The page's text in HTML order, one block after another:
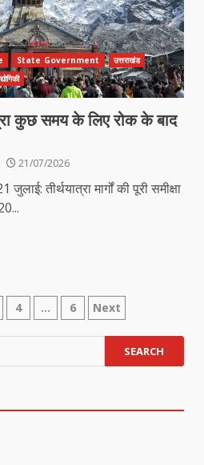
State Government
उत्तराखंड
कुछ समय के लिए रोक के बाद
21/07/2026
तीर्थयात्रा मार्गों की पूरी समीक्षा
4 … 6 Next